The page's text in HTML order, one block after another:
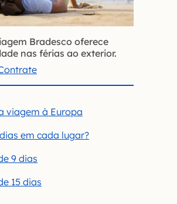
Bradesco oferece
nas férias ao exterior.
viagem à Europa
em cada lugar?
9 dias
15 dias